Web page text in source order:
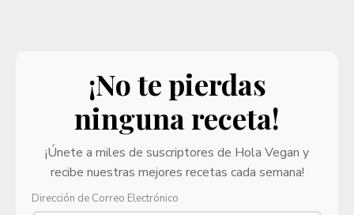
¡No te pierdas
ninguna receta!
¡Únete a miles de suscriptores de Hola Vegan y
recibe nuestras mejores recetas cada semana!
Dirección de Correo Electrónico